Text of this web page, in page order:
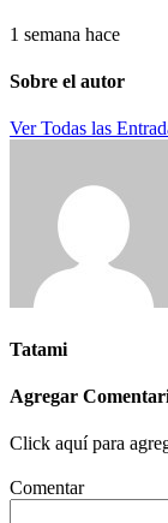
1 semana hace
Sobre el autor
Ver Todas las
Tatami
Agregar
Click aquí para
Comentar